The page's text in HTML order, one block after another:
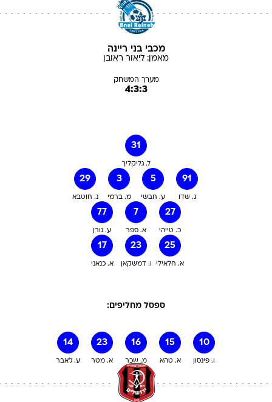
מכבי בני ריינה
מאמן: ליאור ראובן
מערך המשחק
4:3:3
31
ל. גליקליך
29
נ. חוטבא
3
מ. ברמי
5
ע. חבשי
91
נ. שדו
77
ע. גורן
7
א. ספר
27
כ. טייהי
17
א. כנאני
23
ו. דמשקאן
25
א. חלאילי
ספסל מחליפים:
14
ע. ג'אבר
23
א. מטר
16
מ. שכר
15
א. טהא
10
ו. פינסון